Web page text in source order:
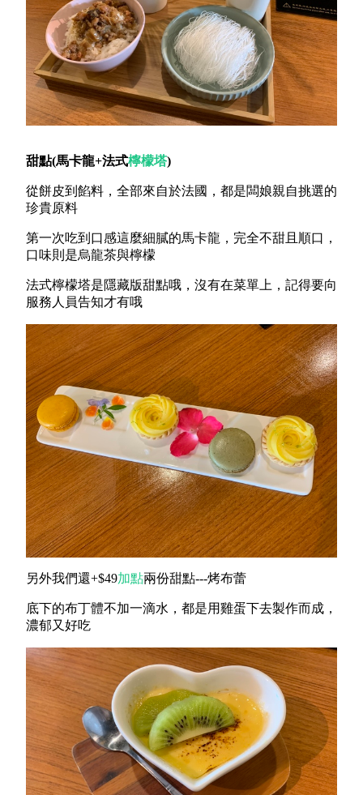
甜點(馬卡龍+法式檸檬塔)
從餅皮到餡料，全部來自於法國，都是闆娘親自挑選的
珍貴原料
第一次吃到口感這麼細膩的馬卡龍，完全不甜且順口，
口味則是烏龍茶與檸檬
法式檸檬塔是隱藏版甜點哦，沒有在菜單上，記得要向
服務人員告知才有哦
另外我們還+$49加點兩份甜點---烤布蕾
底下的布丁體不加一滴水，都是用雞蛋下去製作而成，
濃郁又好吃